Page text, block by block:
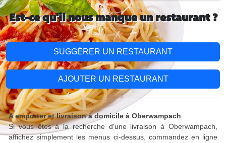
Est-ce qu'il nous manque un restaurant ?
SUGGÉRER UN RESTAURANT
AJOUTER UN RESTAURANT
A emporter et livraison à domicile à Oberwampach
Si vous êtes à la recherche d'une livraison à Oberwampach,
affichez simplement les menus ci-dessus, commandez en ligne